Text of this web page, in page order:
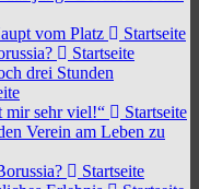
vom Platz
Startseite
Startseite
drei Stunden
mir sehr viel!“
Startseite
Verein am Leben zu
Startseite